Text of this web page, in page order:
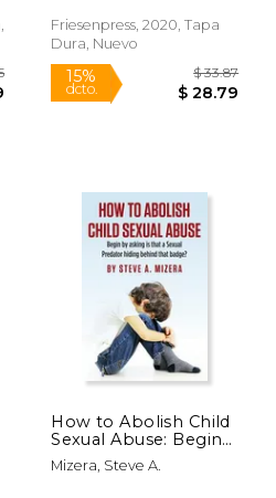
12%
dcto.
Friesenpress, 2020, Tapa
Dura, Nuevo
How to Abolish Child
Sexual Abuse: Begin
by Asking Is That a
Sexual Predator
Mizera, Steve A.